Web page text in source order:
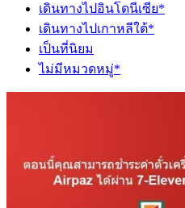
เดินทางไปอินโดนีเซีย*
เดินทางไปเกาหลีใต้*
เป็นที่นิยม
ไม่มีหมวดหมู่*